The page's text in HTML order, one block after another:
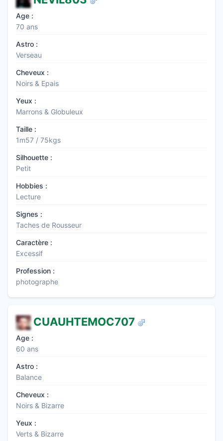
Age :
70 ans
Astro :
Verseau
Cheveux :
Noirs & Epais
Yeux :
Marrons & Globuleux
Taille :
1m57 / 75kgs
Silhouette :
Petit
Hobbies :
Lecture
Signes :
Taches de Rousseur
Caractère :
Excessif
Profession :
photographe
CUAUHTEMOC707
Age :
60 ans
Astro :
Balance
Cheveux :
Noirs & Bizarre
Yeux :
Verts & Bizarre